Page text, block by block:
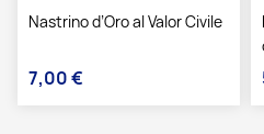
Nastrino d’Oro al Valor Civile
Prezzo
7,00 €